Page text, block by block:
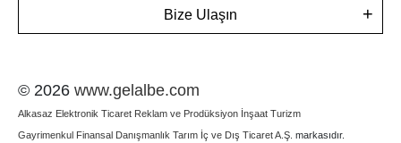
Bize Ulaşın
© 2026 www.gelalbe.com
Alkasaz Elektronik Ticaret Reklam ve Prodüksiyon İnşaat Turizm
Gayrimenkul Finansal Danışmanlık Tarım İç ve Dış Ticaret A.Ş. markasıdır.